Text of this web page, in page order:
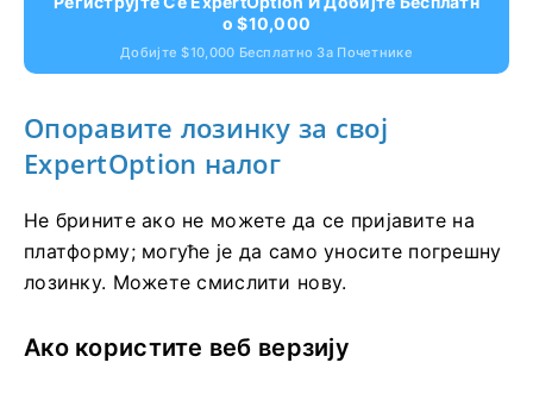
О $10,000
Добијте $10,000 Бесплатно За Почетнике
Опоравите лозинку за свој
ExpertOption налог
Не брините ако не можете да се пријавите на
платформу; могуће је да само уносите погрешну
лозинку. Можете смислити нову.
Ако користите веб верзију